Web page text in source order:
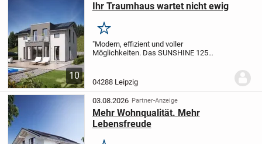
10
Ihr Traumhaus wartet nicht ewig
Merken
"Modern, effizient und voller
Möglichkeiten. Das SUNSHINE 125
Wohnbereichen und ausreichend Platz für
die ganze Familie.
04288 Leipzig
03.08.2026 Partner-Anzeige
Mehr Wohnqualität. Mehr
Lebensfreude